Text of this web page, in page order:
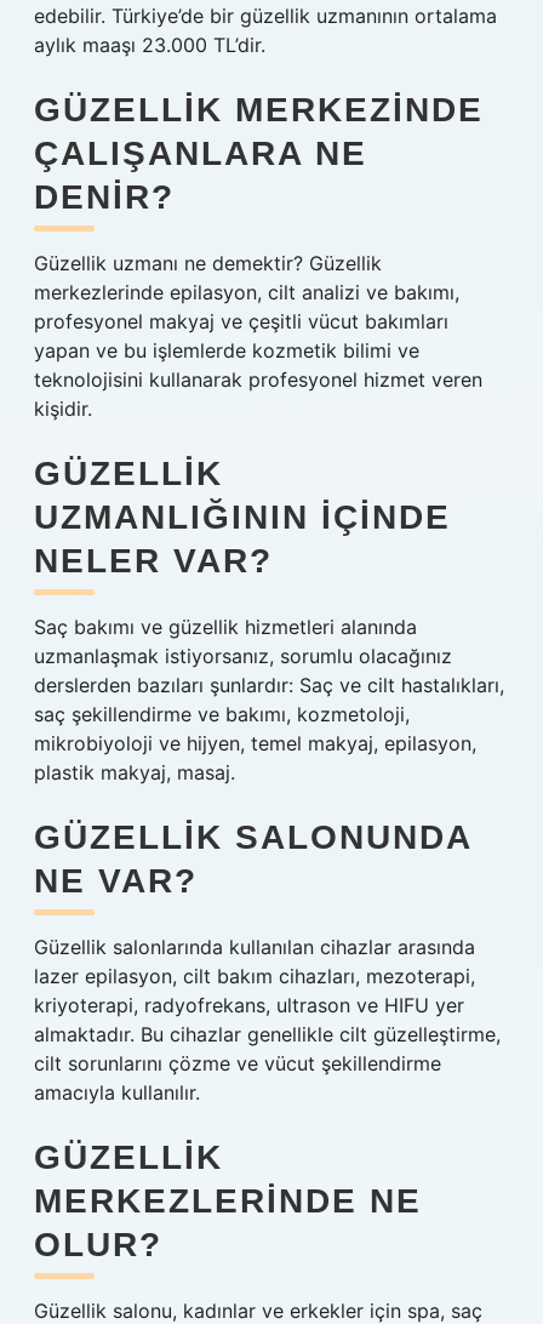
edebilir. Türkiye’de bir güzellik uzmanının ortalama
aylık maaşı 23.000 TL’dir.
GÜZELLIK MERKEZINDE
ÇALIŞANLARA NE
DENIR?
Güzellik uzmanı ne demektir? Güzellik
merkezlerinde epilasyon, cilt analizi ve bakımı,
profesyonel makyaj ve çeşitli vücut bakımları
yapan ve bu işlemlerde kozmetik bilimi ve
teknolojisini kullanarak profesyonel hizmet veren
kişidir.
GÜZELLIK
UZMANLIĞININ IÇINDE
NELER VAR?
Saç bakımı ve güzellik hizmetleri alanında
uzmanlaşmak istiyorsanız, sorumlu olacağınız
derslerden bazıları şunlardır: Saç ve cilt hastalıkları,
saç şekillendirme ve bakımı, kozmetoloji,
mikrobiyoloji ve hijyen, temel makyaj, epilasyon,
plastik makyaj, masaj.
GÜZELLIK SALONUNDA
NE VAR?
Güzellik salonlarında kullanılan cihazlar arasında
lazer epilasyon, cilt bakım cihazları, mezoterapi,
kriyoterapi, radyofrekans, ultrason ve HIFU yer
almaktadır. Bu cihazlar genellikle cilt güzelleştirme,
cilt sorunlarını çözme ve vücut şekillendirme
amacıyla kullanılır.
GÜZELLIK
MERKEZLERINDE NE
OLUR?
Güzellik salonu, kadınlar ve erkekler için spa, saç